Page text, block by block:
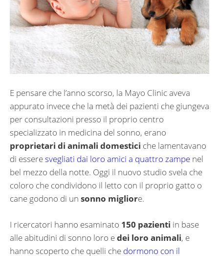
E pensare che l’anno scorso, la Mayo Clinic aveva
appurato invece che la metà dei pazienti che giungeva
per consultazioni presso il proprio centro
specializzato in medicina del sonno, erano
proprietari di animali domestici che lamentavano
di esseresvegliati dai loro amici a quattro zampe nel
bel mezzo della notte. Oggi il nuovo studio svela che
coloro che condividono il letto con il proprio gatto o
cane godono di un sonno migliore.
I ricercatori hanno esaminato 150 pazienti in base
alle abitudini di sonno loro edei loro animali, e
hanno scoperto che quelli che dormono con il